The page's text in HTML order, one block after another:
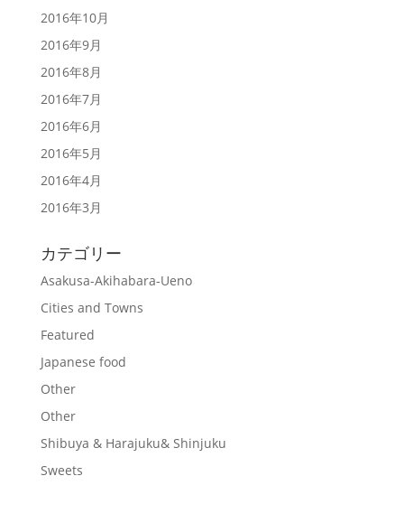
2016年10月
2016年9月
2016年8月
2016年7月
2016年6月
2016年5月
2016年4月
2016年3月
カテゴリー
Asakusa-Akihabara-Ueno
Cities and Towns
Featured
Japanese food
Other
Other
Shibuya & Harajuku& Shinjuku
Sweets